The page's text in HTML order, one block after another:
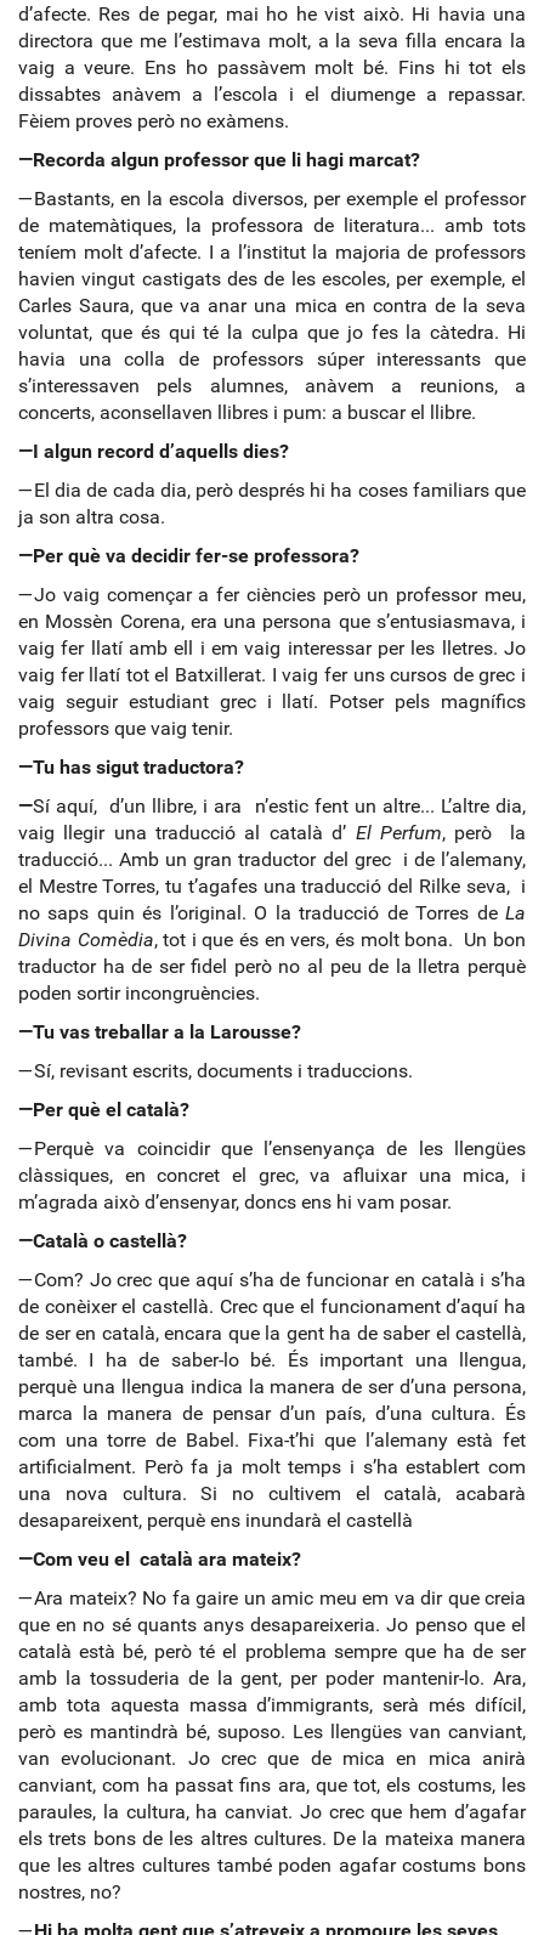
d’afecte. Res de pegar, mai ho he vist això. Hi havia una
directora que me l’estimava molt, a la seva filla encara la
vaig a veure. Ens ho passàvem molt bé. Fins hi tot els
dissabtes anàvem a l’escola i el diumenge a repassar.
Fèiem proves però no exàmens.
—Recorda algun professor que li hagi marcat?
—Bastants, en la escola diversos, per exemple el professor
de matemàtiques, la professora de literatura... amb tots
teníem molt d’afecte. I a l’institut la majoria de professors
havien vingut castigats des de les escoles, per exemple, el
Carles Saura, que va anar una mica en contra de la seva
voluntat, que és qui té la culpa que jo fes la càtedra. Hi
havia una colla de professors súper interessants que
s’interessaven pels alumnes, anàvem a reunions, a
concerts, aconsellaven llibres i pum: a buscar el llibre.
—I algun record d’aquells dies?
—El dia de cada dia, però després hi ha coses familiars que
ja son altra cosa.
—Per què va decidir fer-se professora?
—Jo vaig començar a fer ciències però un professor meu,
en Mossèn Corena, era una persona que s’entusiasmava, i
vaig fer llatí amb ell i em vaig interessar per les lletres. Jo
vaig fer llatí tot el Batxillerat. I vaig fer uns cursos de grec i
vaig seguir estudiant grec i llatí. Potser pels magnífics
professors que vaig tenir.
—Tu has sigut traductora?
—Sí aquí, d’un llibre, i ara n’estic fent un altre... L’altre dia,
vaig llegir una traducció al català d’ El Perfum, però la
traducció... Amb un gran traductor del grec i de l’alemany,
el Mestre Torres, tu t’agafes una traducció del Rilke seva, i
no saps quin és l’original. O la traducció de Torres de La
Divina Comèdia, tot i que és en vers, és molt bona. Un bon
traductor ha de ser fidel però no al peu de la lletra perquè
poden sortir incongruències.
—Tu vas treballar a la Larousse?
—Sí, revisant escrits, documents i traduccions.
—Per què el català?
—Perquè va coincidir que l’ensenyança de les llengües
clàssiques, en concret el grec, va afluixar una mica, i
m’agrada això d’ensenyar, doncs ens hi vam posar.
—Català o castellà?
—Com? Jo crec que aquí s’ha de funcionar en català i s’ha
de conèixer el castellà. Crec que el funcionament d’aquí ha
de ser en català, encara que la gent ha de saber el castellà,
també. I ha de saber-lo bé. És important una llengua,
perquè una llengua indica la manera de ser d’una persona,
marca la manera de pensar d’un país, d’una cultura. És
com una torre de Babel. Fixa-t’hi que l’alemany està fet
artificialment. Però fa ja molt temps i s’ha establert com
una nova cultura. Si no cultivem el català, acabarà
desapareixent, perquè ens inundarà el castellà
—Com veu el català ara mateix?
—Ara mateix? No fa gaire un amic meu em va dir que creia
que en no sé quants anys desapareixeria. Jo penso que el
català està bé, però té el problema sempre que ha de ser
amb la tossuderia de la gent, per poder mantenir-lo. Ara,
amb tota aquesta massa d’immigrants, serà més difícil,
però es mantindrà bé, suposo. Les llengües van canviant,
van evolucionant. Jo crec que de mica en mica anirà
canviant, com ha passat fins ara, que tot, els costums, les
paraules, la cultura, ha canviat. Jo crec que hem d’agafar
els trets bons de les altres cultures. De la mateixa manera
que les altres cultures també poden agafar costums bons
nostres, no?